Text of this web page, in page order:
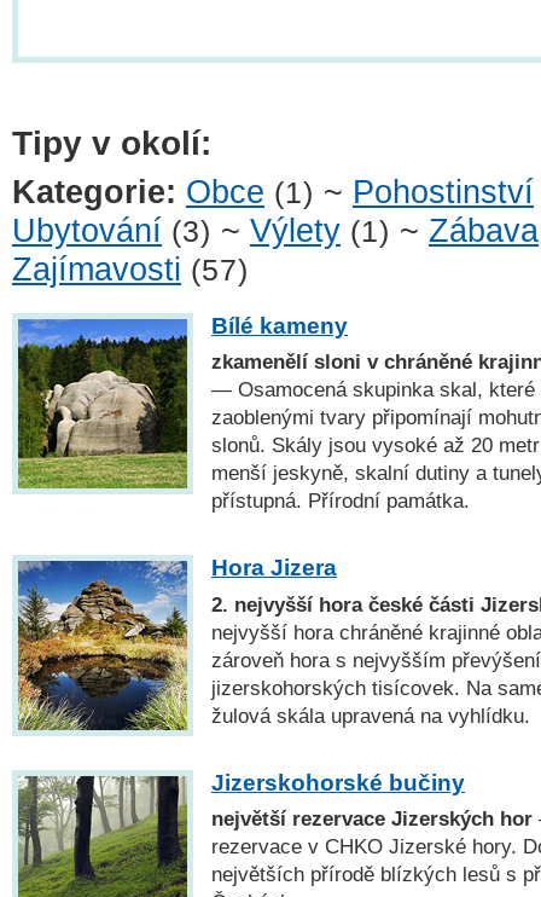
Tipy v okolí:
Kategorie: Obce (1) ~ Pohostinství
Ubytování (3) ~ Výlety (1) ~ Zábava
Zajímavosti (57)
Bílé kameny
zkamenělí sloni v chráněné
— Osamocená skupinka skal, které
zaoblenými tvary připomínají
slonů. Skály jsou vysoké až 20
menší jeskyně, skalní dutiny a
přístupná. Přírodní památka.
Hora Jizera
2. nejvyšší hora české části
nejvyšší hora chráněné krajinné
zároveň hora s nejvyšším
jizerskohorských tisícovek. Na
žulová skála upravená na vyhlídku.
Jizerskohorské bučiny
největší rezervace Jizerských hor
rezervace v CHKO Jizerské hory.
největších přírodě blízkých lesů s